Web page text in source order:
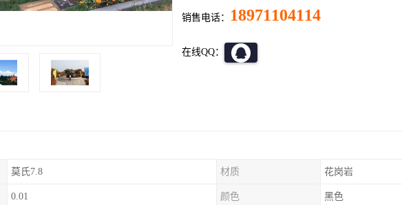
销售电话： 18971104114
在线QQ：
莫氏7.8 材质 花岗岩
0.01 颜色 黑色